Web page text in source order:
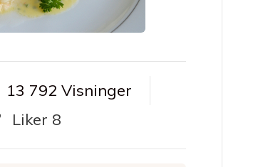
13 792 Visninger
Liker 8